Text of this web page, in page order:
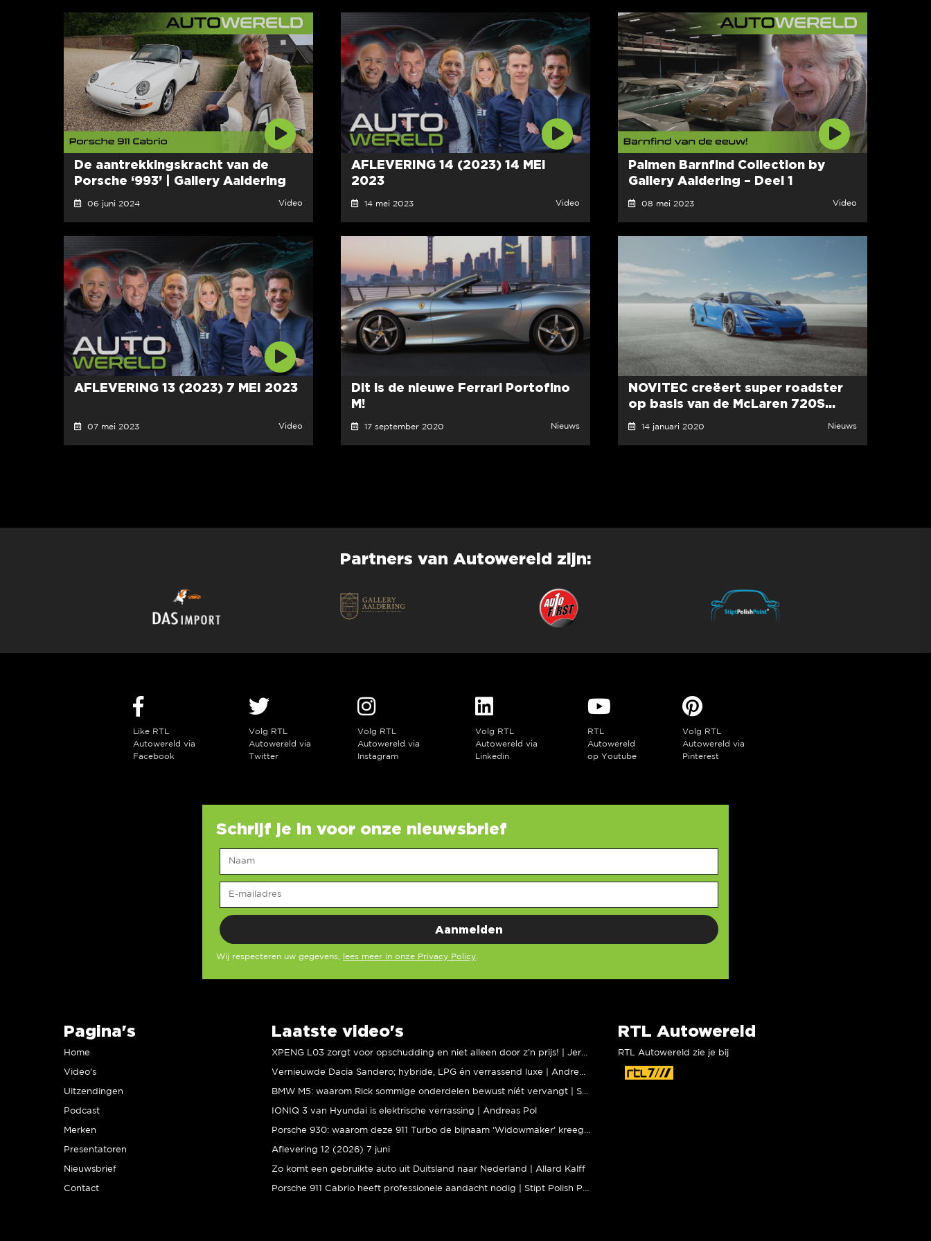
De aantrekkingskracht van de
Porsche ‘993’ | Gallery Aaldering
06 juni 2024 Video
AFLEVERING 14 (2023) 14 MEI
2023
14 mei 2023 Video
Palmen Barnfind Collection by
Gallery Aaldering – Deel 1
08 mei 2023 Video
AFLEVERING 13 (2023) 7 MEI 2023
07 mei 2023 Video
Dit is de nieuwe Ferrari Portofino
M!
17 september 2020 Nieuws
NOVITEC creëert super roadster
op basis van de McLaren 720S...
14 januari 2020 Nieuws
Partners van Autowereld zijn:
Like RTL
Autowereld via
Facebook
Volg RTL
Autowereld via
Twitter
Volg RTL
Autowereld via
Instagram
Volg RTL
Autowereld via
Linkedin
RTL
Autowereld
op Youtube
Volg RTL
Autowereld via
Pinterest
Schrijf je in voor onze nieuwsbrief
Wij respecteren uw gegevens, lees meer in onze Privacy Policy
Pagina's
Home
Video’s
Uitzendingen
Podcast
Merken
Presentatoren
Nieuwsbrief
Contact
Laatste video's
IONIQ 3 van Hyundai is elektrische verrassing | Andreas Pol
Aflevering 12 (2026) 7 juni
Zo komt een gebruikte auto uit Duitsland naar Nederland | Allard Kalff
RTL Autowereld
RTL Autowereld zie je bij